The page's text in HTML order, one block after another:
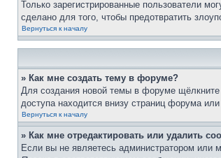
Только зарегистрированные пользователи
сделано для того, чтобы предотвратить
Вернуться к началу
» Как мне создать тему в форуме?
Для создания новой темы в форуме
доступа находится внизу страниц форума
Вернуться к началу
» Как мне отредактировать или удалить
Если вы не являетесь администратором или